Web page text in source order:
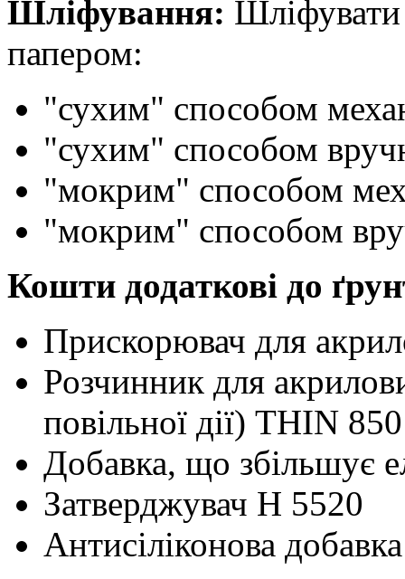
Шліфування:
папером:
"сухим" способом
"сухим" способом
"мокрим" способом
"мокрим" способом
Кошти додаткові до
Прискорювач для
Розчинник для
повільної дії) THIN 850
Добавка, що збільшує
Затверджувач H 5520
Антисіліконова